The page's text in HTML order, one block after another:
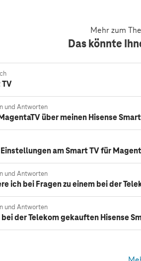
Mehr zum
Das könnte
TV
und Antworten
über meinen Hisense
am Smart TV für
und Antworten
ich bei Fragen zu einem bei der
und Antworten
bei der Telekom gekauften Hisense